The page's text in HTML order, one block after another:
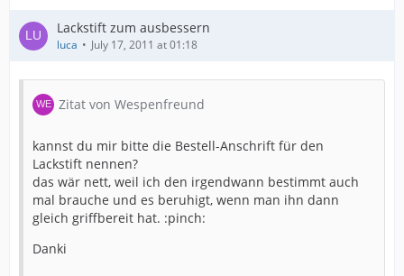
Lackstift zum ausbessern
luca July 17, 2011 at 01:18
Zitat von Wespenfreund
kannst du mir bitte die Bestell-Anschrift für den
Lackstift nennen?
das wär nett, weil ich den irgendwann bestimmt auch
mal brauche und es beruhigt, wenn man ihn dann
gleich griffbereit hat. :pinch:
Danki